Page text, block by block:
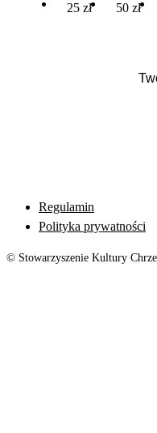
25 zł 50 zł
Regulamin
Polityka prywatności
© Stowarzyszenie Kultury